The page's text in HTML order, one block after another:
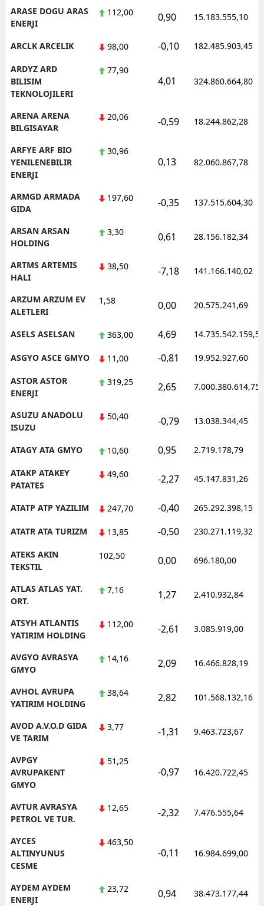
ARASE DOGU ARAS
ENERJI
112,00 0,90 15.183.555,10
ARCLK ARCELIK 98,00 -0,10 182.485.903,45
ARDYZ ARD
BILISIM
TEKNOLOJILERI
77,90
4,01 324.860.664,80
ARENA ARENA
BILGISAYAR
20,06 -0,59 18.244.862,28
ARFYE ARF BIO
YENILENEBILIR
ENERJI
30,96
0,13 82.060.867,78
ARMGD ARMADA
GIDA
197,60 -0,35 137.515.604,30
ARSAN ARSAN
HOLDING
3,30 0,61 28.156.182,34
ARTMS ARTEMIS
HALI
38,50 -7,18 141.166.140,02
ARZUM ARZUM EV
ALETLERI
1,58 0,00 20.575.241,69
ASELS ASELSAN 363,00 4,69 14.735.542.159,50
ASGYO ASCE GMYO 11,00 -0,81 19.952.927,60
ASTOR ASTOR
ENERJI
319,25 2,65 7.000.380.614,75
ASUZU ANADOLU
ISUZU
50,40 -0,79 13.038.344,45
ATAGY ATA GMYO 10,60 0,95 2.719.178,79
ATAKP ATAKEY
PATATES
49,60 -2,27 45.147.831,26
ATATP ATP YAZILIM 247,70 -0,40 265.292.398,15
ATATR ATA TURIZM 13,85 -0,50 230.271.119,32
ATEKS AKIN
TEKSTIL
102,50 0,00 696.180,00
ATLAS ATLAS YAT.
ORT.
7,16 1,27 2.410.932,84
ATSYH ATLANTIS
YATIRIM HOLDING
112,00 -2,61 3.085.919,00
AVGYO AVRASYA
GMYO
14,16 2,09 16.466.828,19
AVHOL AVRUPA
YATIRIM HOLDING
38,64 2,82 101.568.132,16
AVOD A.V.O.D GIDA
VE TARIM
3,77 -1,31 9.463.723,67
AVPGY
AVRUPAKENT
GMYO
51,25
-0,97 16.420.722,45
AVTUR AVRASYA
PETROL VE TUR.
12,65 -2,32 7.476.555,64
AYCES
ALTINYUNUS
CESME
463,50
-0,11 16.984.699,00
AYDEM AYDEM
ENERJI
23,72 0,94 38.473.177,44